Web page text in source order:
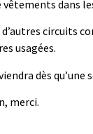
dans
circuits
usagées.
dès
merci.